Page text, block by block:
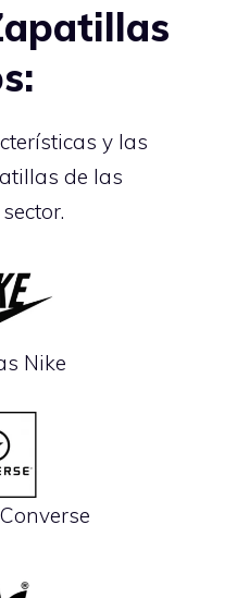
y las
de las
Nike